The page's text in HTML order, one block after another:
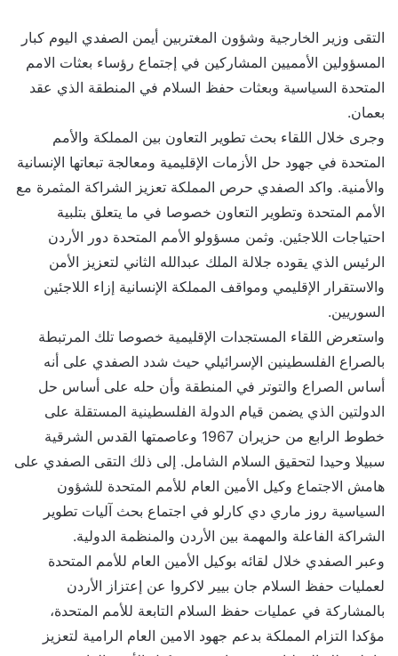
التقى وزير الخارجية وشؤون المغتربين أيمن الصفدي اليوم كبار
المسؤولين الأمميين المشاركين في إجتماع رؤساء بعثات الامم
المتحدة السياسية وبعثات حفظ السلام في المنطقة الذي عقد
بعمان.
وجرى خلال اللقاء بحث تطوير التعاون بين المملكة والأمم
المتحدة في جهود حل الأزمات الإقليمية ومعالجة تبعاتها الإنسانية
والأمنية. واكد الصفدي حرص المملكة تعزيز الشراكة المثمرة مع
الأمم المتحدة وتطوير التعاون خصوصا في ما يتعلق بتلبية
احتياجات اللاجئين. وثمن مسؤولو الأمم المتحدة دور الأردن
الرئيس الذي يقوده جلالة الملك عبدالله الثاني لتعزيز الأمن
والاستقرار الإقليمي ومواقف المملكة الإنسانية إزاء اللاجئين
السوريين.
واستعرض اللقاء المستجدات الإقليمية خصوصا تلك المرتبطة
بالصراع الفلسطينين الإسرائيلي حيث شدد الصفدي على أنه
أساس الصراع والتوتر في المنطقة وأن حله على أساس حل
الدولتين الذي يضمن قيام الدولة الفلسطينية المستقلة على
خطوط الرابع من حزيران 1967 وعاصمتها القدس الشرقية
سبيلا وحيدا لتحقيق السلام الشامل. إلى ذلك التقى الصفدي على
هامش الاجتماع وكيل الأمين العام للأمم المتحدة للشؤون
السياسية روز ماري دي كارلو في اجتماع بحث آليات تطوير
الشراكة الفاعلة والمهمة بين الأردن والمنظمة الدولية.
وعبر الصفدي خلال لقائه بوكيل الأمين العام للأمم المتحدة
لعمليات حفظ السلام جان بيير لاكروا عن إعتزاز الأردن
بالمشاركة في عمليات حفظ السلام التابعة للأمم المتحدة،
مؤكدا التزام المملكة بدعم جهود الامين العام الرامية لتعزيز